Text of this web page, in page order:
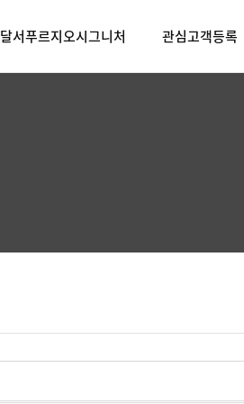
달서푸르지오시그니처 관심고객등록